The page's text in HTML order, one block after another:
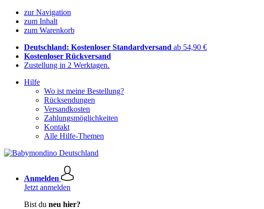
zur Navigation
zum Inhalt
zum Warenkorb
Deutschland: Kostenloser Standardversand ab 54,90 €
Kostenloser Rückversand
Zustellung in 2 Werktagen.
Hilfe
Wo ist meine Bestellung?
Rücksendungen
Versandkosten
Zahlungsmöglichkeiten
Kontakt
Alle Hilfe-Themen
Anmelden
Jetzt anmelden
Bist du neu hier?